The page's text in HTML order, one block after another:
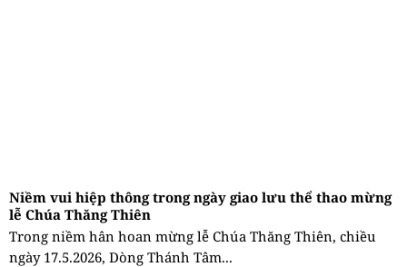
Niềm vui hiệp thông trong ngày giao lưu thể thao mừng
lễ Chúa Thăng Thiên
Trong niềm hân hoan mừng lễ Chúa Thăng Thiên, chiều
ngày 17.5.2026, Dòng Thánh Tâm...